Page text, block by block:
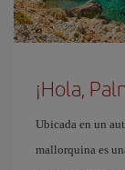
¡Hola,
Ubicada en un
mallorquina es